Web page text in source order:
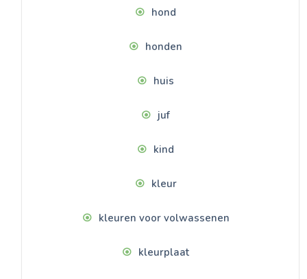
hond
honden
huis
juf
kind
kleur
kleuren voor volwassenen
kleurplaat